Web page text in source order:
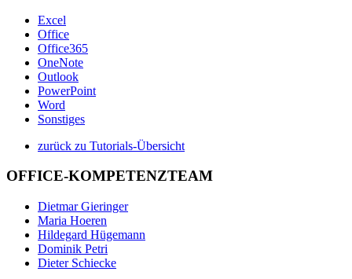
Excel
Office
Office365
OneNote
Outlook
PowerPoint
Word
Sonstiges
zurück zu Tutorials-Übersicht
OFFICE-KOMPETENZTEAM
Dietmar Gieringer
Maria Hoeren
Hildegard Hügemann
Dominik Petri
Dieter Schiecke